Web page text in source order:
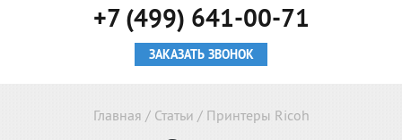
+7 (499) 641-00-71
ЗАКАЗАТЬ ЗВОНОК
Главная / Статьи / Принтеры Ricoh